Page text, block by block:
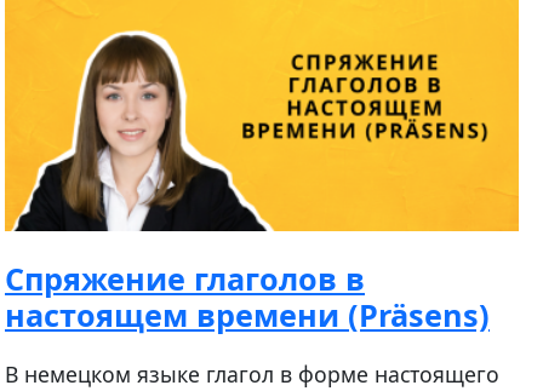
Спряжение глаголов в
настоящем времени (Präsens)
В немецком языке глагол в форме настоящего